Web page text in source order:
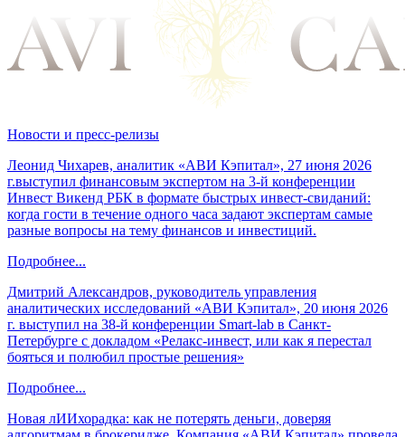
Новости и пресс-релизы
Леонид Чихарев, аналитик «АВИ Кэпитал», 27 июня 2026
г.выступил финансовым экспертом на 3-й конференции
Инвест Викенд РБК в формате быстрых инвест-свиданий:
когда гости в течение одного часа задают экспертам самые
разные вопросы на тему финансов и инвестиций.
Подробнее...
Дмитрий Александров, руководитель управления
аналитических исследований «АВИ Кэпитал», 20 июня 2026
г. выступил на 38-й конференции Smart-lab в Санкт-
Петербурге с докладом «Релакс-инвест, или как я перестал
бояться и полюбил простые решения»
Подробнее...
Новая лИИхорадка: как не потерять деньги, доверяя